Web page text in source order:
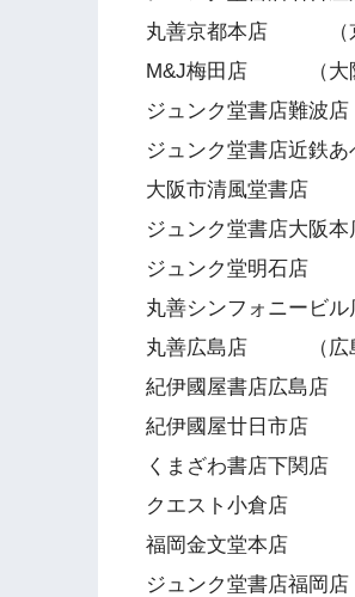
丸善京都本店 （京
M&J梅田店 （大阪
ジュンク堂書店難
ジュンク堂書店近
大阪市清風堂書店
ジュンク堂書店大
ジュンク堂明石店
丸善シンフォニー
丸善広島店 （広島
紀伊國屋書店広島
紀伊國屋廿日市店
くまざわ書店下関
クエスト小倉店 （
福岡金文堂本店 （
ジュンク堂書店福